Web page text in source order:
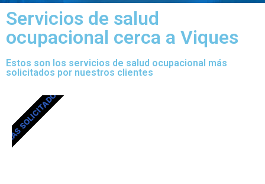
Servicios de salud
ocupacional cerca a Viques
Estos son los servicios de salud ocupacional más
solicitados por nuestros clientes
MÁS SOLICITADOS